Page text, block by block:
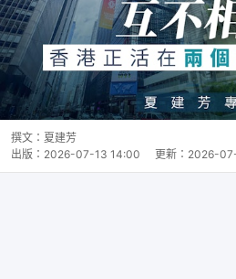
撰文： 夏建芳
出版： 2026-07-13 14:00 更新： 2026-